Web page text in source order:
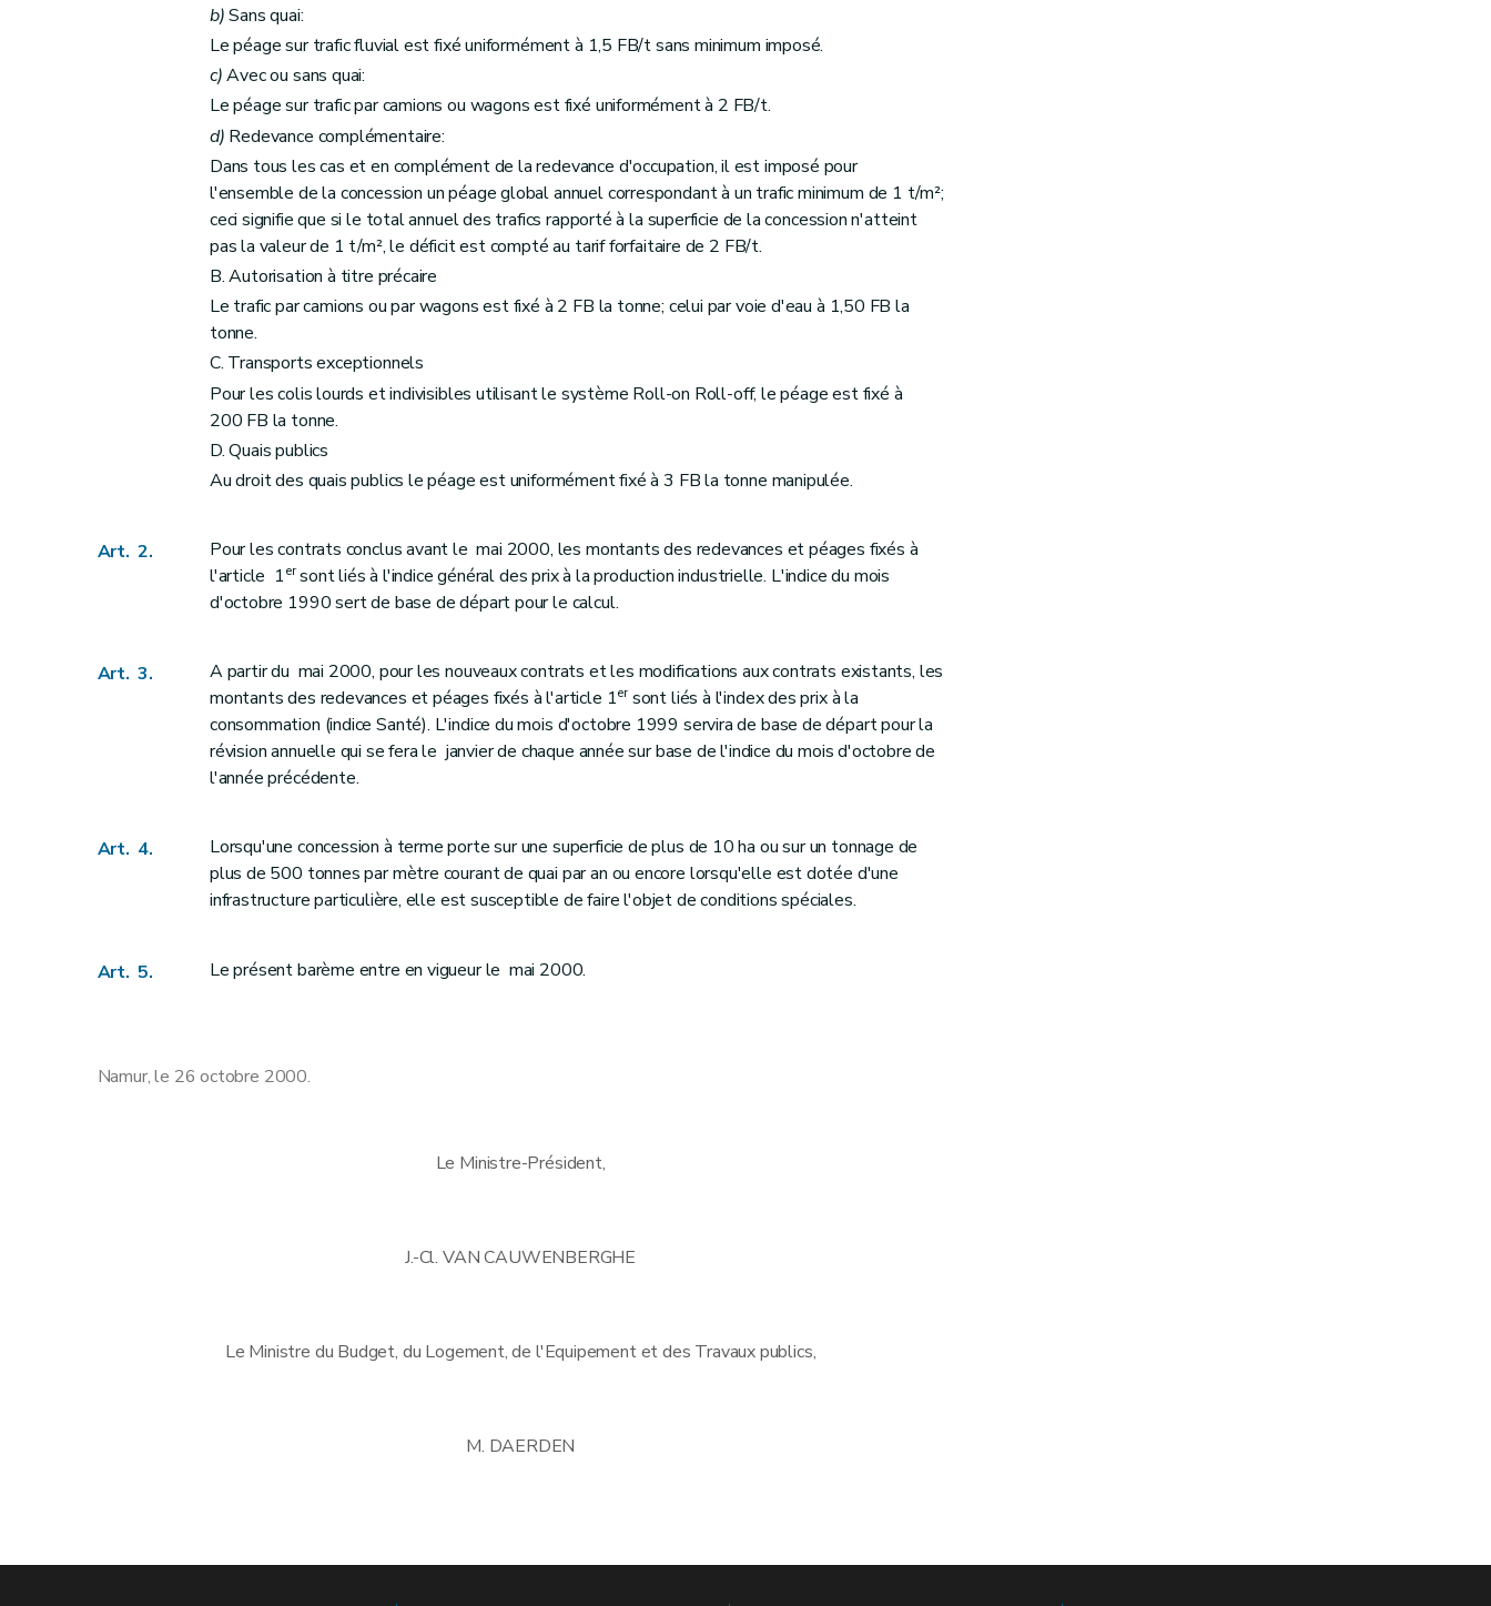
b)Sans quai:
Le péage sur trafic fluvial est fixé uniformément à 1,5 FB/t sans minimum imposé.
c)Avec ou sans quai:
Le péage sur trafic par camions ou wagons est fixé uniformément à 2 FB/t.
d) Redevance complémentaire:
Dans tous les cas et en complément de la redevance d'occupation, il est imposé pour
l'ensemble de la concession un péage global annuel correspondant à un trafic minimum de 1 t/m²;
ceci signifie que si le total annuel des trafics rapporté à la superficie de la concession n'atteint
pas la valeur de 1 t/m², le déficit est compté au tarif forfaitaire de 2 FB/t.
B. Autorisation à titre précaire
Le trafic par camions ou par wagons est fixé à 2 FB la tonne; celui par voie d'eau à 1,50 FB la
tonne.
C. Transports exceptionnels
Pour les colis lourds et indivisibles utilisant le système Roll-on Roll-off, le péage est fixé à
200 FB la tonne.
D. Quais publics
Au droit des quais publics le péage est uniformément fixé à 3 FB la tonne manipulée.
Art. 2.
Pour les contrats conclus avant le mai 2000, les montants des redevances et péages fixés à
l'article 1ersont liés à l'indice général des prix à la production industrielle. L'indice du mois
d'octobre 1990 sert de base de départ pour le calcul.
Art. 3.
A partir du mai 2000, pour les nouveaux contrats et les modifications aux contrats existants, les
montants des redevances et péages fixés à l'article 1ersont liés à l'index des prix à la
consommation (indice Santé). L'indice du mois d'octobre 1999 servira de base de départ pour la
révision annuelle qui se fera le janvier de chaque année sur base de l'indice du mois d'octobre de
l'année précédente.
Art. 4.
Lorsqu'une concession à terme porte sur une superficie de plus de 10 ha ou sur un tonnage de
plus de 500 tonnes par mètre courant de quai par an ou encore lorsqu'elle est dotée d'une
infrastructure particulière, elle est susceptible de faire l'objet de conditions spéciales.
Art. 5. Le présent barème entre en vigueur le mai 2000.
Namur, le 26 octobre 2000.
Le Ministre-Président,
J.-Cl. VAN CAUWENBERGHE
Le Ministre du Budget, du Logement, de l'Equipement et des Travaux publics,
M. DAERDEN